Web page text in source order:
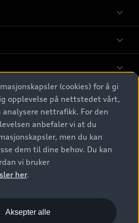
All Rights Reserved.
(cookies) for å gi
opplevelse på nettstedet vårt,
nettrafikk. For den
anbefaler vi at du
men du kan
dem til dine behov. Du kan
vi bruker
her.
Aksepter alle